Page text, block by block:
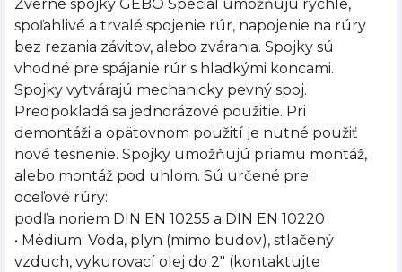
Zverné spojky GEBO Special umožňujú rýchle,
spoľahlivé a trvalé spojenie rúr, napojenie na rúry
bez rezania závitov, alebo zvárania. Spojky sú
vhodné pre spájanie rúr s hladkými koncami.
Spojky vytvárajú mechanicky pevný spoj.
Predpokladá sa jednorázové použitie. Pri
demontáži a opätovnom použití je nutné použiť
nové tesnenie. Spojky umožňujú priamu montáž,
alebo montáž pod uhlom. Sú určené pre:
oceľové rúry:
podľa noriem DIN EN 10255 a DIN EN 10220
• Médium: Voda, plyn (mimo budov), stlačený
vzduch, vykurovací olej do 2" (kontaktujte